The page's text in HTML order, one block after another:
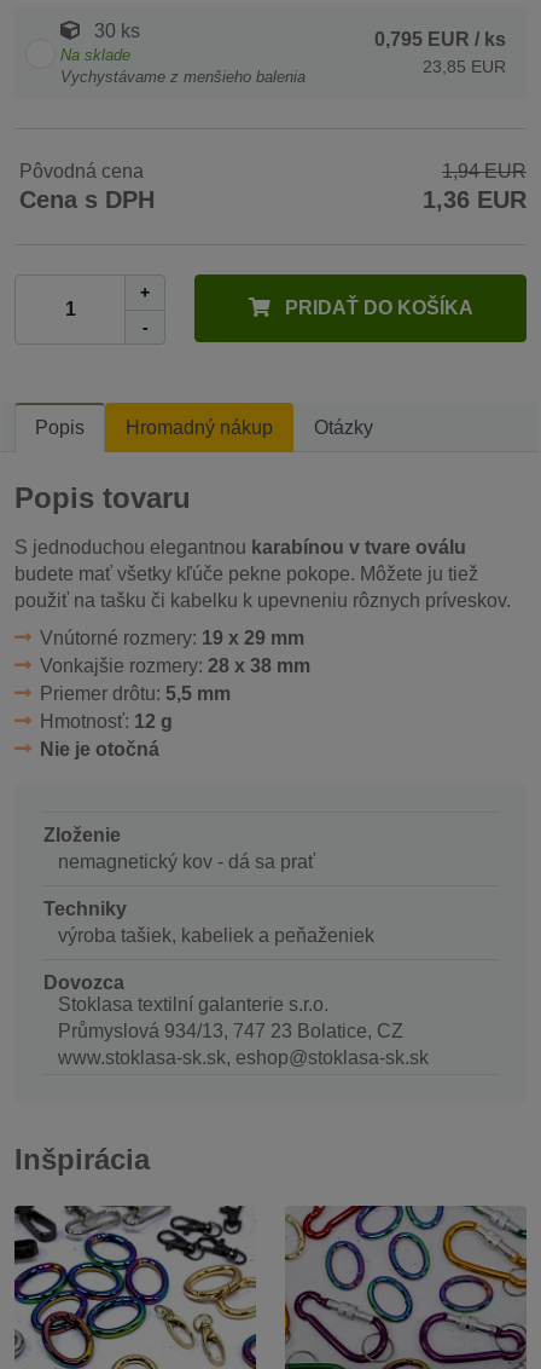
30 ks
Na sklade
Vychystávame z menšieho balenia
0,795 EUR / ks
23,85 EUR
Pôvodná cena 1,94 EUR
Cena s DPH 1,36 EUR
+
-
PRIDAŤ DO KOŠÍKA
Popis Hromadný nákup Otázky
Popis tovaru
S jednoduchou elegantnou karabínou v tvare oválu
budete mať všetky kľúče pekne pokope. Môžete ju tiež
použiť na tašku či kabelku k upevneniu rôznych príveskov.
Vnútorné rozmery: 19 x 29 mm
Vonkajšie rozmery: 28 x 38 mm
Priemer drôtu: 5,5 mm
Hmotnosť: 12 g
Nie je otočná
Zloženie
nemagnetický kov - dá sa prať
Techniky
výroba tašiek, kabeliek a peňaženiek
Dovozca
Stoklasa textilní galanterie s.r.o.
Průmyslová 934/13, 747 23 Bolatice, CZ
www.stoklasa-sk.sk, eshop@stoklasa-sk.sk
Inšpirácia